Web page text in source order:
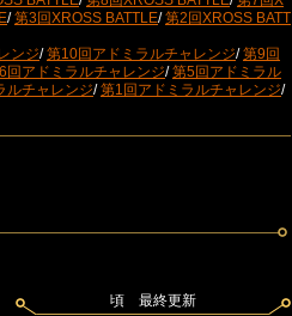
/第3回XROSS BATTLE/第2回XROSS BATT
ンジ/第10回アドミラルチャレンジ/第9回
回アドミラルチャレンジ/第5回アドミラル
ルチャレンジ/第1回アドミラルチャレンジ/
頃 最終更新